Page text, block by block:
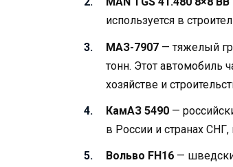
используется в
МАЗ-7907 — тяжелый
тонн. Этот автомобиль
хозяйстве и
КамАЗ 5490 —
в России и странах
Вольво FH16 —